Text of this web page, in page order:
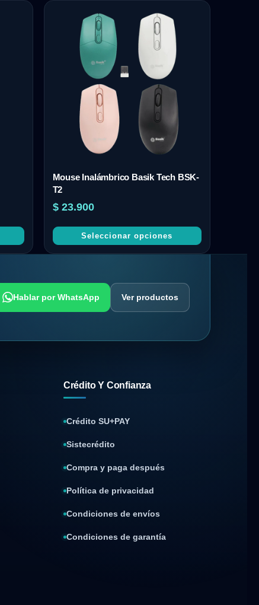
Mouse Inalámbrico Basik Tech BSK-
T2
$23.900
Seleccionar opciones
Hablar por WhatsApp Ver productos
Crédito Y Confianza
Crédito SU+PAY
Sistecrédito
Compra y paga después
Política de privacidad
Condiciones de envíos
Condiciones de garantía